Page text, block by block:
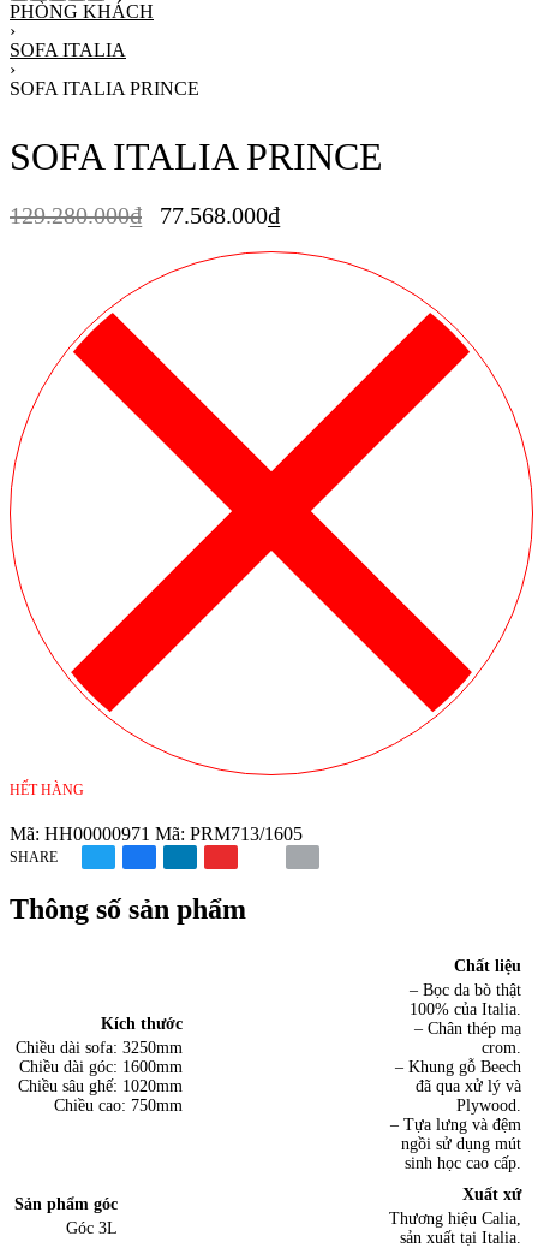
PHÒNG KHÁCH
›
SOFA ITALIA
›
SOFA ITALIA PRINCE
SOFA ITALIA PRINCE
129.280.000₫ 77.568.000₫
HẾT HÀNG
Mã: HH00000971 Mã: PRM713/1605
SHARE
Thông số sản phẩm
Kích thước
Chiều dài sofa: 3250mm
Chiều dài góc: 1600mm
Chiều sâu ghế: 1020mm
Chiều cao: 750mm
Chất liệu
– Bọc da bò thật
100% của Italia.
– Chân thép mạ
crom.
– Khung gỗ Beech
đã qua xử lý và
Plywood.
– Tựa lưng và đệm
ngồi sử dụng mút
sinh học cao cấp.
Sản phẩm góc
Góc 3L
Xuất xứ
Thương hiệu Calia,
sản xuất tại Italia.